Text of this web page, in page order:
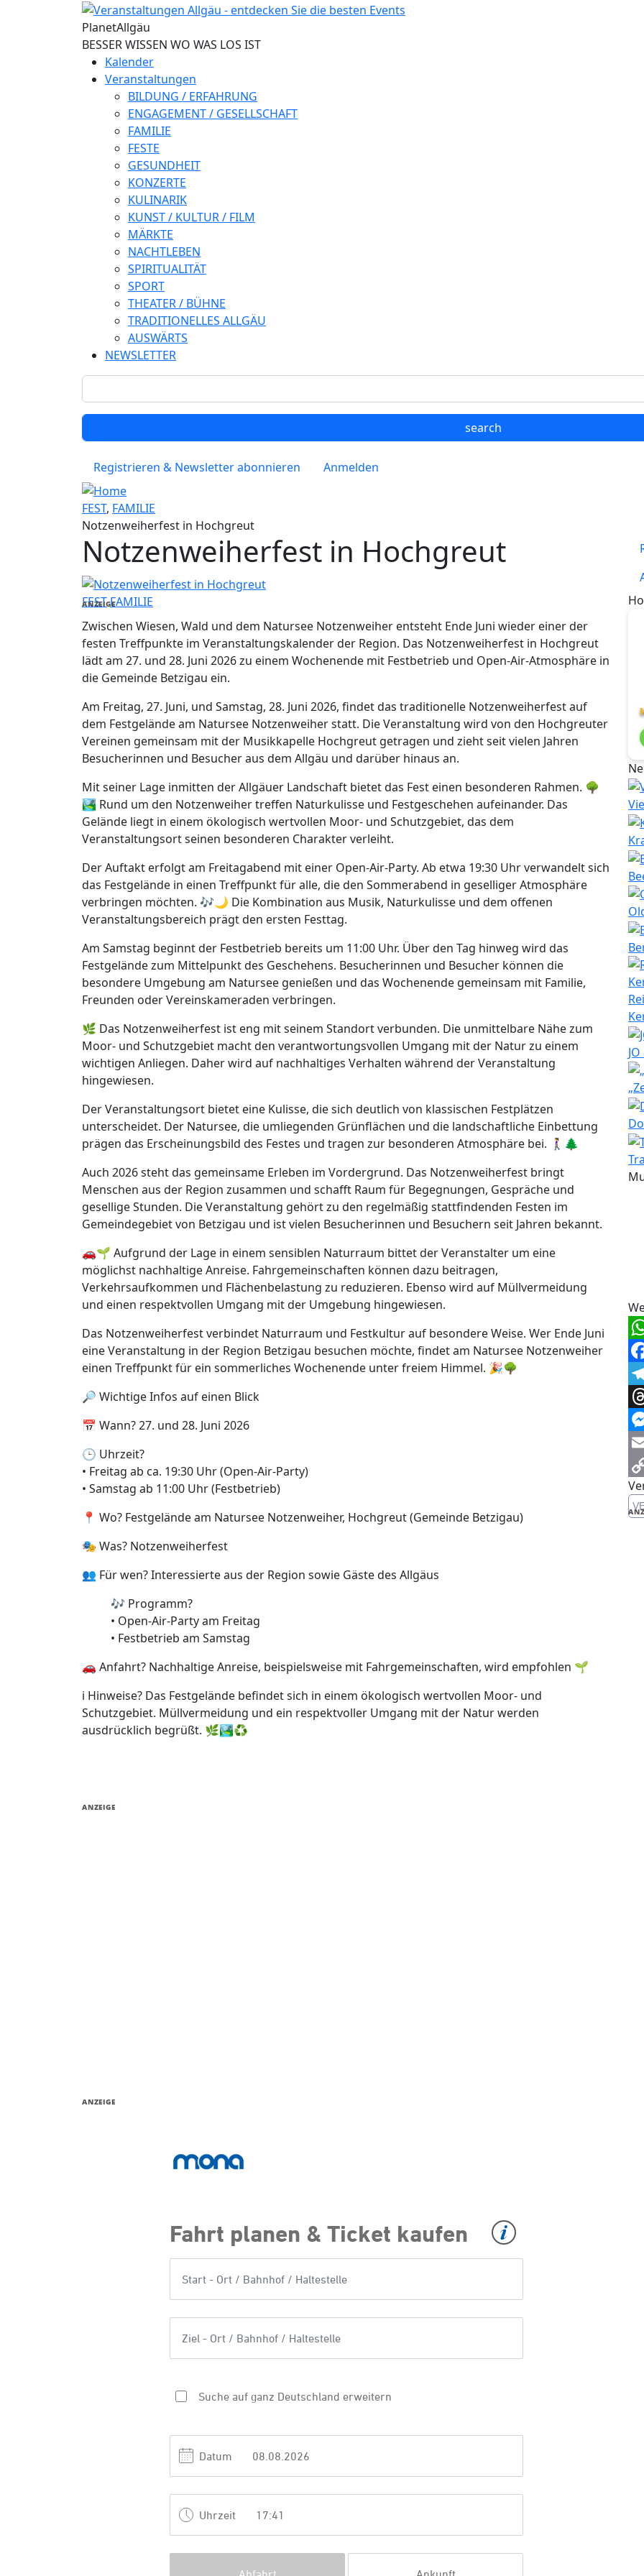
Direkt zum Inhalt
PlanetAllgäu
BESSER WISSEN WO WAS LOS IST
Kalender
Veranstaltungen
BILDUNG / ERFAHRUNG
ENGAGEMENT / GESELLSCHAFT
FAMILIE
FESTE
GESUNDHEIT
KONZERTE
KULINARIK
KUNST / KULTUR / FILM
MÄRKTE
NACHTLEBEN
SPIRITUALITÄT
SPORT
THEATER / BÜHNE
TRADITIONELLES ALLGÄU
AUSWÄRTS
NEWSLETTER
Registrieren & Newsletter abonnieren Anmelden
FEST, FAMILIE
Notzenweiherfest in Hochgreut
Notzenweiherfest in Hochgreut
FESTFAMILIE
ANZEIGE
Zwischen Wiesen, Wald und dem Natursee Notzenweiher entsteht Ende Juni wieder einer der
festen Treffpunkte im Veranstaltungskalender der Region. Das Notzenweiherfest in Hochgreut
lädt am 27. und 28. Juni 2026 zu einem Wochenende mit Festbetrieb und Open-Air-Atmosphäre in
die Gemeinde Betzigau ein.
Am Freitag, 27. Juni, und Samstag, 28. Juni 2026, findet das traditionelle Notzenweiherfest auf
dem Festgelände am Natursee Notzenweiher statt. Die Veranstaltung wird von den Hochgreuter
Vereinen gemeinsam mit der Musikkapelle Hochgreut getragen und zieht seit vielen Jahren
Besucherinnen und Besucher aus dem Allgäu und darüber hinaus an.
Mit seiner Lage inmitten der Allgäuer Landschaft bietet das Fest einen besonderen Rahmen. 🌳
🏞️ Rund um den Notzenweiher treffen Naturkulisse und Festgeschehen aufeinander. Das
Gelände liegt in einem ökologisch wertvollen Moor- und Schutzgebiet, das dem
Veranstaltungsort seinen besonderen Charakter verleiht.
Der Auftakt erfolgt am Freitagabend mit einer Open-Air-Party. Ab etwa 19:30 Uhr verwandelt sich
das Festgelände in einen Treffpunkt für alle, die den Sommerabend in geselliger Atmosphäre
verbringen möchten. 🎶🌙 Die Kombination aus Musik, Naturkulisse und dem offenen
Veranstaltungsbereich prägt den ersten Festtag.
Am Samstag beginnt der Festbetrieb bereits um 11:00 Uhr. Über den Tag hinweg wird das
Festgelände zum Mittelpunkt des Geschehens. Besucherinnen und Besucher können die
besondere Umgebung am Natursee genießen und das Wochenende gemeinsam mit Familie,
Freunden oder Vereinskameraden verbringen.
🌿 Das Notzenweiherfest ist eng mit seinem Standort verbunden. Die unmittelbare Nähe zum
Moor- und Schutzgebiet macht den verantwortungsvollen Umgang mit der Natur zu einem
wichtigen Anliegen. Daher wird auf nachhaltiges Verhalten während der Veranstaltung
hingewiesen.
Der Veranstaltungsort bietet eine Kulisse, die sich deutlich von klassischen Festplätzen
unterscheidet. Der Natursee, die umliegenden Grünflächen und die landschaftliche Einbettung
prägen das Erscheinungsbild des Festes und tragen zur besonderen Atmosphäre bei. 🚶‍♀️🌲
Auch 2026 steht das gemeinsame Erleben im Vordergrund. Das Notzenweiherfest bringt
Menschen aus der Region zusammen und schafft Raum für Begegnungen, Gespräche und
gesellige Stunden. Die Veranstaltung gehört zu den regelmäßig stattfindenden Festen im
Gemeindegebiet von Betzigau und ist vielen Besucherinnen und Besuchern seit Jahren bekannt.
🚗🌱 Aufgrund der Lage in einem sensiblen Naturraum bittet der Veranstalter um eine
möglichst nachhaltige Anreise. Fahrgemeinschaften können dazu beitragen,
Verkehrsaufkommen und Flächenbelastung zu reduzieren. Ebenso wird auf Müllvermeidung
und einen respektvollen Umgang mit der Umgebung hingewiesen.
Das Notzenweiherfest verbindet Naturraum und Festkultur auf besondere Weise. Wer Ende Juni
eine Veranstaltung in der Region Betzigau besuchen möchte, findet am Natursee Notzenweiher
einen Treffpunkt für ein sommerliches Wochenende unter freiem Himmel. 🎉🌳
🔎 Wichtige Infos auf einen Blick
📅 Wann? 27. und 28. Juni 2026
🕒 Uhrzeit?
• Freitag ab ca. 19:30 Uhr (Open-Air-Party)
• Samstag ab 11:00 Uhr (Festbetrieb)
📍 Wo? Festgelände am Natursee Notzenweiher, Hochgreut (Gemeinde Betzigau)
🎭 Was? Notzenweiherfest
👥 Für wen? Interessierte aus der Region sowie Gäste des Allgäus
🎶 Programm?
• Open-Air-Party am Freitag
• Festbetrieb am Samstag
🚗 Anfahrt? Nachhaltige Anreise, beispielsweise mit Fahrgemeinschaften, wird empfohlen 🌱
ℹ️ Hinweise? Das Festgelände befindet sich in einem ökologisch wertvollen Moor- und
Schutzgebiet. Müllvermeidung und ein respektvoller Umgang mit der Natur werden
ausdrücklich begrüßt. 🌿🏞️♻️
ANZEIGE
ANZEIGE